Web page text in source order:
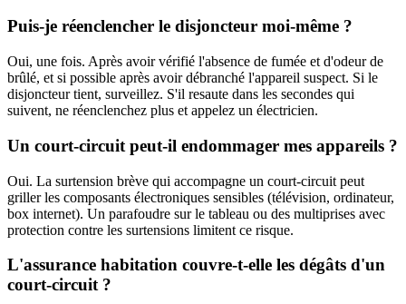
Puis-je réenclencher le disjoncteur moi-même ?
Oui, une fois. Après avoir vérifié l'absence de fumée et d'odeur de
brûlé, et si possible après avoir débranché l'appareil suspect. Si le
disjoncteur tient, surveillez. S'il resaute dans les secondes qui
suivent, ne réenclenchez plus et appelez un électricien.
Un court-circuit peut-il endommager mes appareils ?
Oui. La surtension brève qui accompagne un court-circuit peut
griller les composants électroniques sensibles (télévision, ordinateur,
box internet). Un parafoudre sur le tableau ou des multiprises avec
protection contre les surtensions limitent ce risque.
L'assurance habitation couvre-t-elle les dégâts d'un
court-circuit ?